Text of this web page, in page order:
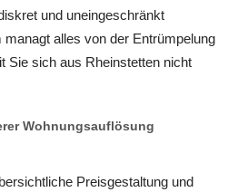
und uneingeschränkt
alles von der Entrümpelung
Sie sich aus Rheinstetten nicht
Wohnungsauflösung
Preisgestaltung und